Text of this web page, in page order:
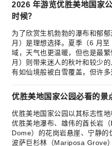
2026 年游览优胜美地国家
时候？
为了欣赏生机勃勃的瀑布和郁
月）是理想选择。夏季（6 月
域，天气也更温暖，但也是最
月）则带来迷人的秋叶和较少
有如仙境般被白雪覆盖，但许多
优胜美地国家公园必看的景
优胜美地国家公园以其标志性
优胜美地瀑布、雄伟的酋长岩
Dome）的花岗岩悬崖、宁静的
波萨巨杉林（Mariposa Grove